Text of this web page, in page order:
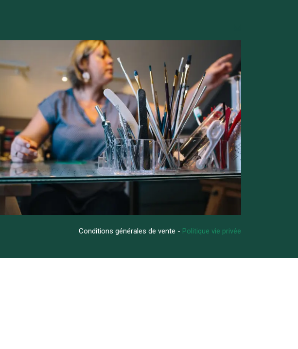
Conditions générales de vente - Politique vie privée